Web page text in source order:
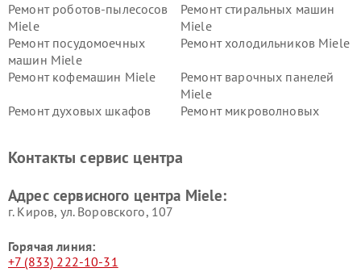
Ремонт роботов-пылесосов
Miele
Ремонт стиральных машин
Miele
Ремонт посудомоечных
машин Miele
Ремонт холодильников Miele
Ремонт кофемашин Miele
Ремонт варочных панелей
Miele
Ремонт духовых шкафов
Ремонт микроволновых
Miele
Miele
пылесосов Miele
Контакты сервис центра
Адрес сервисного центра Miele:
г. Киров, ул. Воровского, 107
Горячая линия:
+7 (833) 222-10-31